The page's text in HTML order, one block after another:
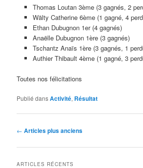
Thomas Loutan 3ème (3 gagnés, 2
Wälty Catherine 6ème (1 gagné, 4
Ethan Dubugnon 1er (4 gagnés)
Anaëlle Dubugnon 1ère (3 gagnés)
Tschantz Anaïs 1ère (3 gagnés, 1
Authier Thibault 4ème (1 gagné, 3
Toutes nos félicitations
Publié dansActivité, Résultat
Navigation
articles
← Articles plus anciens
ARTICLES RÉCENTS